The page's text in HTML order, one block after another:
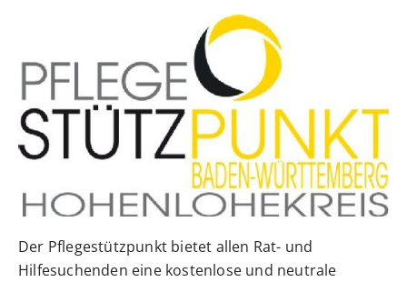
Der Pflegestützpunkt bietet allen Rat- und
Hilfesuchenden eine kostenlose und neutrale